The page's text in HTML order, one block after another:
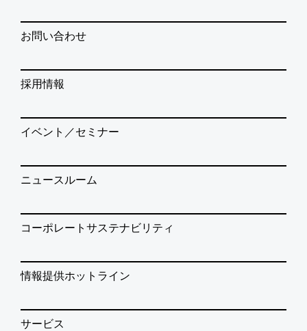
お問い合わせ
採用情報
イベント／セミナー
ニュースルーム
コーポレートサステナビリティ
情報提供ホットライン
サービス